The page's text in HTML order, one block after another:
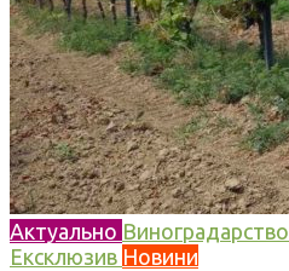
Актуально Виноградарство
Ексклюзив Новини